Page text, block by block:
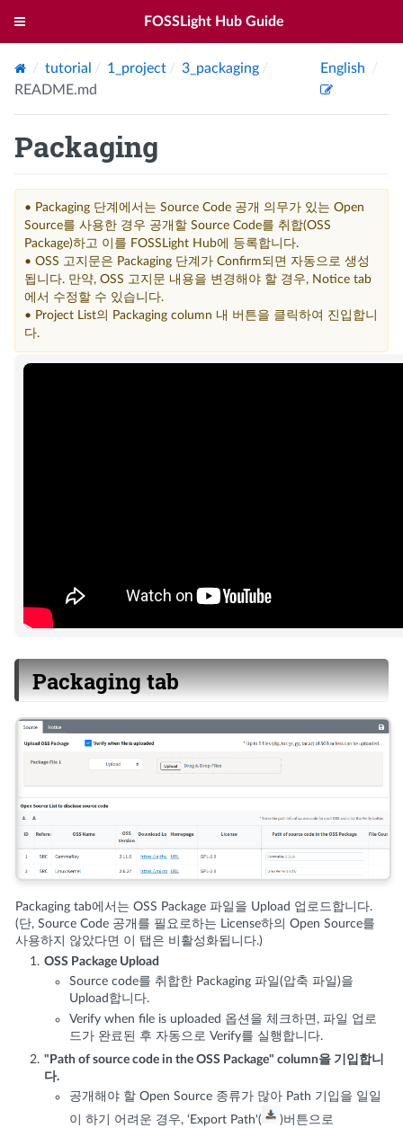
FOSSLight Hub Guide
tutorial 1_project
3_packaging
README.md
English
Packaging
• Packaging 단계에서는 Source Code 공개 의무가 있는 Open
Source를 사용한 경우 공개할 Source Code를 취합(OSS
Package)하고 이를 FOSSLight Hub에 등록합니다.
• OSS 고지문은 Packaging 단계가 Confirm되면 자동으로 생성
됩니다. 만약, OSS 고지문 내용을 변경해야 할 경우, Notice tab
에서 수정할 수 있습니다.
• Project List의 Packaging column 내 버튼을 클릭하여 진입합니
다.
Packaging tab
Packaging tab에서는 OSS Package 파일을 Upload 업로드합니다.
(단, Source Code 공개를 필요로하는 License하의 Open Source를
사용하지 않았다면 이 탭은 비활성화됩니다.)
OSS Package Upload
Source code를 취합한 Packaging 파일(압축 파일)을
Upload합니다.
Verify when file is uploaded 옵션을 체크하면, 파일 업로
드가 완료된 후 자동으로 Verify를 실행합니다.
"Path of source code in the OSS Package" column을 기입합니
다.
공개해야 할 Open Source 종류가 많아 Path 기입을 일일
이 하기 어려운 경우, ‘Export Path'(
)버튼으로